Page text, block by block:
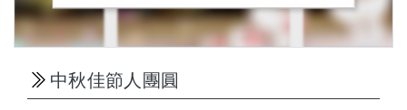
中秋佳節人團圓